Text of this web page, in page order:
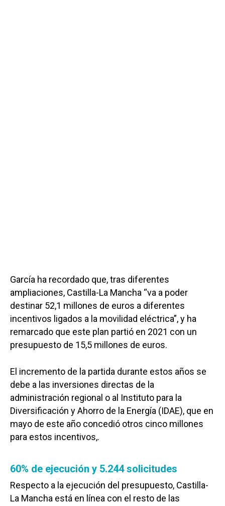
García ha recordado que, tras diferentes
ampliaciones, Castilla-La Mancha “va a poder
destinar 52,1 millones de euros a diferentes
incentivos ligados a la movilidad eléctrica”, y ha
remarcado que este plan partió en 2021 con un
presupuesto de 15,5 millones de euros.
El incremento de la partida durante estos años se
debe a las inversiones directas de la
administración regional o al Instituto para la
Diversificación y Ahorro de la Energía (IDAE), que en
mayo de este año concedió otros cinco millones
para estos incentivos,.
60% de ejecución y 5.244 solicitudes
Respecto a la ejecución del presupuesto, Castilla-
La Mancha está en línea con el resto de las